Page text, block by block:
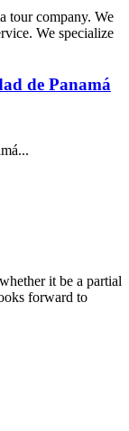
tour company. We
We specialize
de Panamá
it be a partial
forward to